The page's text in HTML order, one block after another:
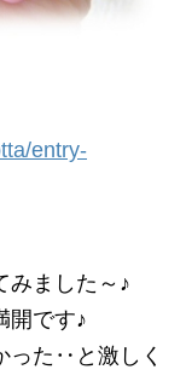
entry-
みました～♪
開です♪
った‥と激しく